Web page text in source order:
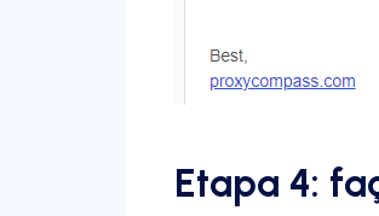
Etapa 4: